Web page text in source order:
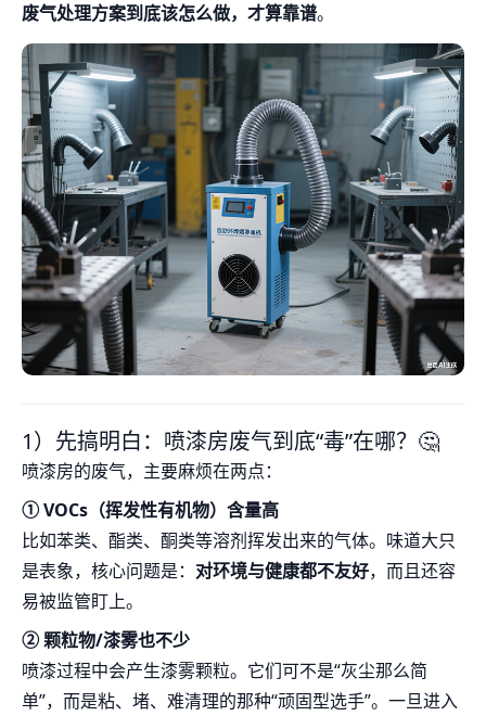
废气处理方案到底该怎么做，才算靠谱。
1）先搞明白：喷漆房废气到底“毒”在哪？🤔
喷漆房的废气，主要麻烦在两点：
① VOCs（挥发性有机物）含量高
比如苯类、酯类、酮类等溶剂挥发出来的气体。味道大只
是表象，核心问题是： 对环境与健康都不友好，而且还容
易被监管盯上。
② 颗粒物/漆雾也不少
喷漆过程中会产生漆雾颗粒。它们可不是“灰尘那么简
单”，而是粘、堵、难清理的那种“顽固型选手”。一旦进入